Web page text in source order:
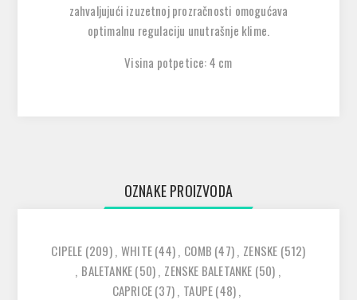
zahvaljujući izuzetnoj prozračnosti omogućava
optimalnu regulaciju unutrašnje klime.
Visina potpetice: 4 cm
OZNAKE PROIZVODA
CIPELE (209), WHITE(44), COMB (47), ZENSKE (512)
, BALETANKE(50), ZENSKE BALETANKE (50) ,
CAPRICE(37), TAUPE(48),